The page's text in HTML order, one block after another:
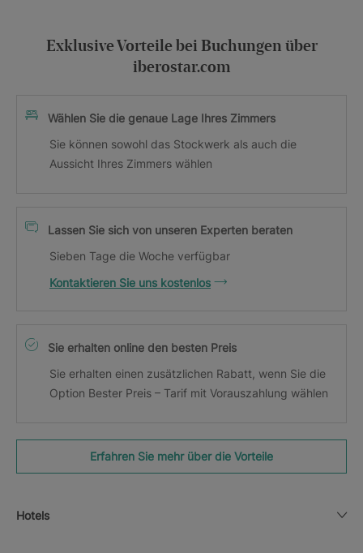
Exklusive Vorteile bei Buchungen über
iberostar.com
Wählen Sie die genaue Lage Ihres Zimmers
Sie können sowohl das Stockwerk als auch die
Aussicht Ihres Zimmers wählen
Lassen Sie sich von unseren Experten beraten
Sieben Tage die Woche verfügbar
Kontaktieren Sie uns kostenlos
Sie erhalten online den besten Preis
Sie erhalten einen zusätzlichen Rabatt, wenn Sie die
Option Bester Preis – Tarif mit Vorauszahlung wählen
Erfahren Sie mehr über die Vorteile
Hotels